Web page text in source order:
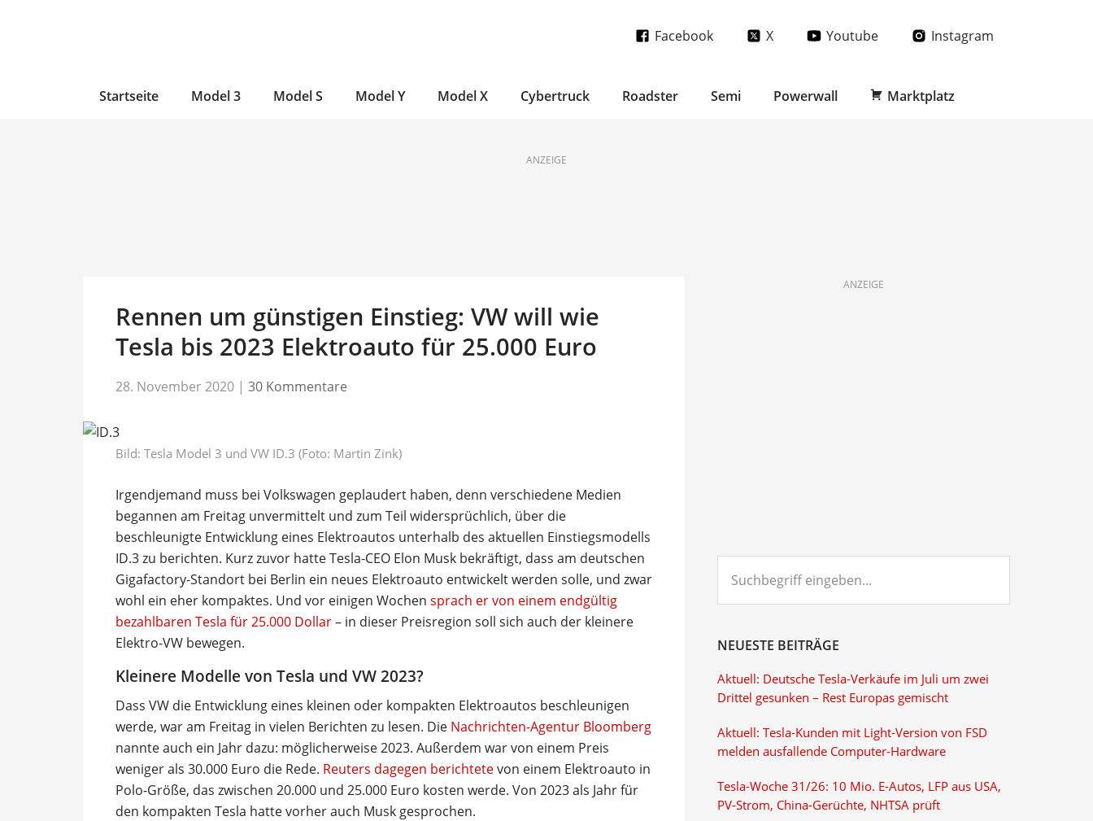
Facebook X Youtube Instagram
Startseite Model 3 Model S Model Y Model X Cybertruck Roadster Semi Powerwall Marktplatz
ANZEIGE
Rennen um günstigen Einstieg: VW will wie
Tesla bis 2023 Elektroauto für 25.000 Euro
28. November 2020 | 30 Kommentare
Bild: Tesla Model 3 und VW ID.3 (Foto: Martin Zink)
Irgendjemand muss bei Volkswagen geplaudert haben, denn verschiedene Medien
begannen am Freitag unvermittelt und zum Teil widersprüchlich, über die
beschleunigte Entwicklung eines Elektroautos unterhalb des aktuellen Einstiegsmodells
ID.3 zu berichten. Kurz zuvor hatte Tesla-CEO Elon Musk bekräftigt, dass am deutschen
Gigafactory-Standort bei Berlin ein neues Elektroauto entwickelt werden solle, und zwar
wohl ein eher kompaktes. Und vor einigen Wochen sprach er von einem endgültig
bezahlbaren Tesla für 25.000 Dollar– in dieser Preisregion soll sich auch der kleinere
Elektro-VW bewegen.
Kleinere Modelle von Tesla und VW 2023?
Dass VW die Entwicklung eines kleinen oder kompakten Elektroautos beschleunigen
werde, war am Freitag in vielen Berichten zu lesen. Die Nachrichten-Agentur Bloomberg
nannte auch ein Jahr dazu: möglicherweise 2023. Außerdem war von einem Preis
weniger als 30.000 Euro die Rede. Reuters dagegen berichtetevon einem Elektroauto in
Polo-Größe, das zwischen 20.000 und 25.000 Euro kosten werde. Von 2023 als Jahr für
den kompakten Tesla hatte vorher auch Musk gesprochen.
ANZEIGE
eingeben...
NEUESTE BEITRÄGE
Aktuell: Deutsche Tesla-Verkäufe im Juli um zwei
Drittel gesunken – Rest Europas gemischt
Aktuell: Tesla-Kunden mit Light-Version von FSD
melden ausfallende Computer-Hardware
Tesla-Woche 31/26: 10 Mio. E-Autos, LFP aus USA,
PV-Strom, China-Gerüchte, NHTSA prüft